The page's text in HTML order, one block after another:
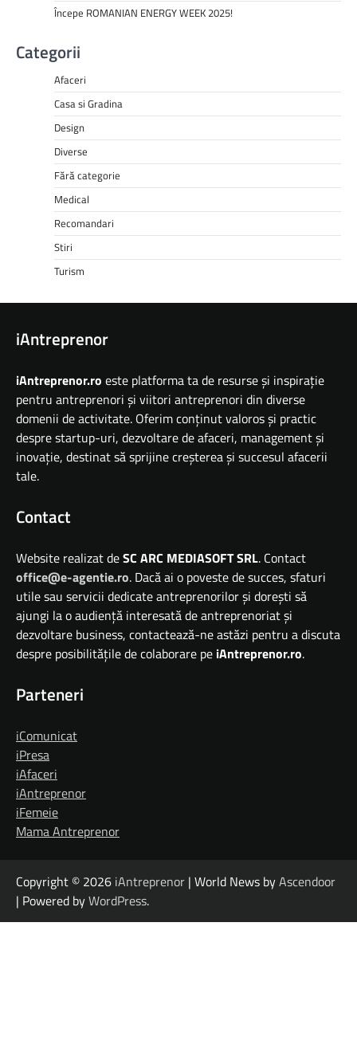
Începe ROMANIAN ENERGY WEEK 2025!
Categorii
Afaceri
Casa si Gradina
Design
Diverse
Fără categorie
Medical
Recomandari
Stiri
Turism
iAntreprenor
iAntreprenor.ro este platforma ta de resurse și inspirație
pentru antreprenori și viitori antreprenori din diverse
domenii de activitate. Oferim conținut valoros și practic
despre startup-uri, dezvoltare de afaceri, management și
inovație, destinat să sprijine creșterea și succesul afacerii
tale.
Contact
Website realizat deSC ARC MEDIASOFT SRL. Contact
office@e-agentie.ro. Dacă ai o poveste de succes, sfaturi
utile sau servicii dedicate antreprenorilor și dorești să
ajungi la o audiență interesată de antreprenoriat și
dezvoltare business, contactează-ne astăzi pentru a discuta
despre posibilitățile de colaborare pe iAntreprenor.ro.
Parteneri
iComunicat
iPresa
iAfaceri
iAntreprenor
iFemeie
Mama Antreprenor
Copyright © 2026 iAntreprenor | World News byAscendoor
| Powered byWordPress.